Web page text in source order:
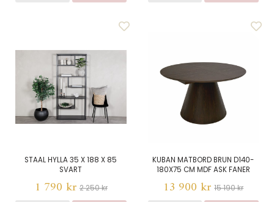
STAAL HYLLA 35 X 188 X 85
SVART
1 790 kr 2 250 kr
KUBAN MATBORD BRUN D140-
180X75 CM MDF ASK FANER
13 900 kr 15 190 kr